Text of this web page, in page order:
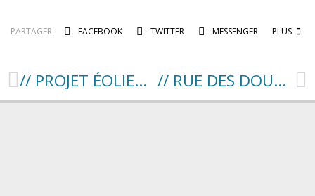
PARTAGER: FACEBOOK TWITTER MESSENGER PLUS
// PROJET ÉOLIEN – PORTE À PORTE // // RUE DES DOUVES, GRAND FAUBOURG, BARRY et AUGUSTE GIROU : REPRISE DES TRAVAUX //